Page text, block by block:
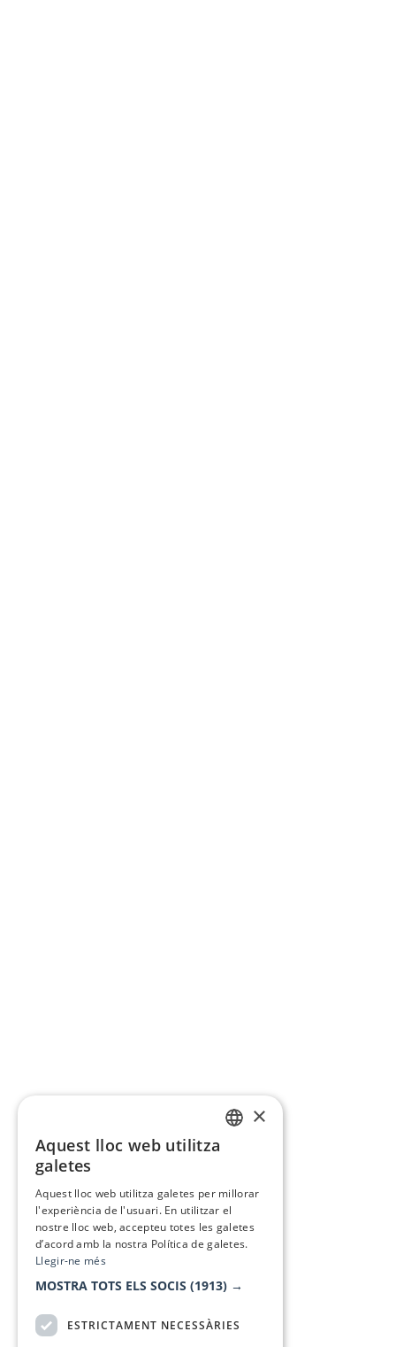
×
Aquest lloc web utilitza
galetes
Aquest lloc web utilitza galetes per millorar
l'experiència de l'usuari. En utilitzar el
nostre lloc web, accepteu totes les galetes
d’acord amb la nostra Política de galetes.
Llegir-ne més
MOSTRA TOTS ELS SOCIS (1913) →
ESTRICTAMENT NECESSÀRIES